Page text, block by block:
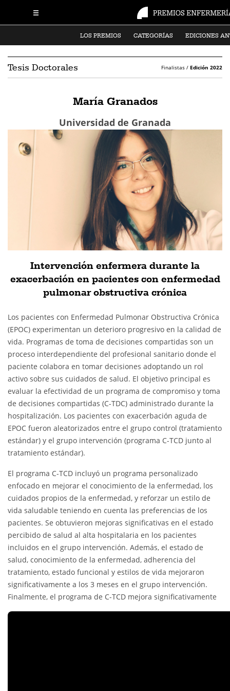
LOS PREMIOS CATEGORÍAS EDICIONES
Tesis Doctorales Finalistas / Edición 2022
María Granados
Universidad de Granada
Intervención enfermera durante la
exacerbación en pacientes con enfermedad
pulmonar obstructiva crónica
Los pacientes con Enfermedad Pulmonar Obstructiva Crónica
(EPOC) experimentan un deterioro progresivo en la calidad de
vida. Programas de toma de decisiones compartidas son un
proceso interdependiente del profesional sanitario donde el
paciente colabora en tomar decisiones adoptando un rol
activo sobre sus cuidados de salud. El objetivo principal es
evaluar la efectividad de un programa de compromiso y toma
de decisiones compartidas (C-TDC) administrado durante la
hospitalización. Los pacientes con exacerbación aguda de
EPOC fueron aleatorizados entre el grupo control (tratamiento
estándar) y el grupo intervención (programa C-TCD junto al
tratamiento estándar).
El programa C-TCD incluyó un programa personalizado
enfocado en mejorar el conocimiento de la enfermedad, los
cuidados propios de la enfermedad, y reforzar un estilo de
vida saludable teniendo en cuenta las preferencias de los
pacientes. Se obtuvieron mejoras significativas en el estado
percibido de salud al alta hospitalaria en los pacientes
incluidos en el grupo intervención. Además, el estado de
salud, conocimiento de la enfermedad, adherencia del
tratamiento, estado funcional y estilos de vida mejoraron
significativamente a los 3 meses en el grupo intervención.
Finalmente, el programa de C-TCD mejora significativamente